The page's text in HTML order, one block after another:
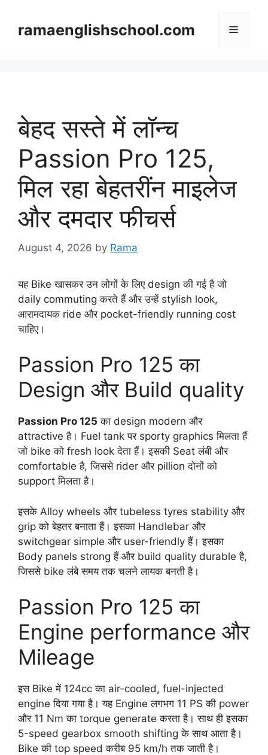
contentramaenglishschool.com Menu
बेहद सस्ते में लॉन्च
Passion Pro 125,
मिल रहा बेहतरींन माइलेज
और दमदार फीचर्स
August 4, 2026 by Rama
यह Bike खासकर उन लोगों के लिए design की गई है जो
daily commuting करते हैं और उन्हें stylish look,
आरामदायक ride और pocket-friendly running cost
चाहिए।
Passion Pro 125 का
Design और Build quality
Passion Pro 125 का design modern और
attractive है। Fuel tank पर sporty graphics मिलता हैं
जो bike को fresh look देता हैं। इसकी Seat लंबी और
comfortable है, जिससे rider और pillion दोनों को
support मिलता है।
इसके Alloy wheels और tubeless tyres stability और
grip को बेहतर बनाता हैं। इसका Handlebar और
switchgear simple और user-friendly हैं। इसका
Body panels strong हैं और build quality durable है,
जिससे bike लंबे समय तक चलने लायक बनती है।
Passion Pro 125 का
Engine performance और
Mileage
इस Bike में 124cc का air-cooled, fuel-injected
engine दिया गया है। यह Engine लगभग 11 PS की power
और 11 Nm का torque generate करता है। साथ ही इसका
5-speed gearbox smooth shifting के साथ आता है।
Bike की top speed करीब 95 km/h तक जाती है।